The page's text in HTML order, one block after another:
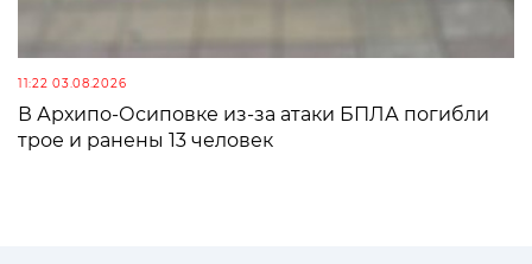
11:22 03.08.2026
В Архипо-Осиповке из-за атаки БПЛА погибли
трое и ранены 13 человек